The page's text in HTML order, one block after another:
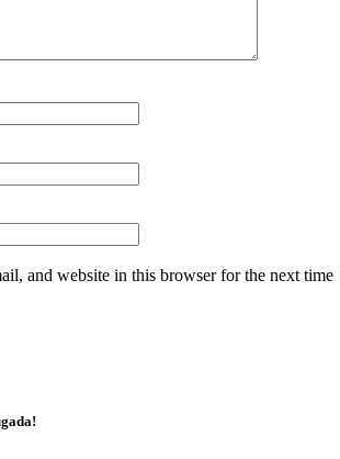
and website in this browser for the next time